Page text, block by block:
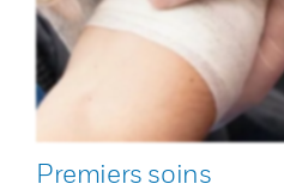
Premiers soins